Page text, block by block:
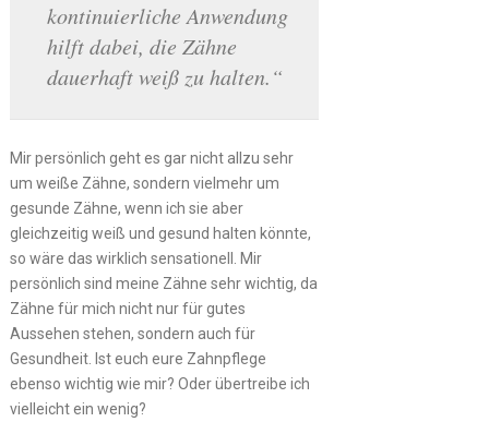
kontinuierliche Anwendung
hilft dabei, die Zähne
dauerhaft weiß zu halten.“
Mir persönlich geht es gar nicht allzu sehr
um weiße Zähne, sondern vielmehr um
gesunde Zähne, wenn ich sie aber
gleichzeitig weiß und gesund halten könnte,
so wäre das wirklich sensationell. Mir
persönlich sind meine Zähne sehr wichtig, da
Zähne für mich nicht nur für gutes
Aussehen stehen, sondern auch für
Gesundheit. Ist euch eure Zahnpflege
ebenso wichtig wie mir? Oder übertreibe ich
vielleicht ein wenig?